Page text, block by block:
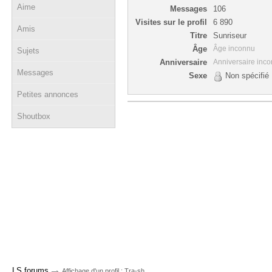
Aime
Amis
Sujets
Messages
Petites annonces
Shoutbox
Messages
106
Visites sur le profil
6 890
Titre
Sunriseur
Âge
Âge inconnu
Anniversaire Anniversaire
Sexe Non spécifié